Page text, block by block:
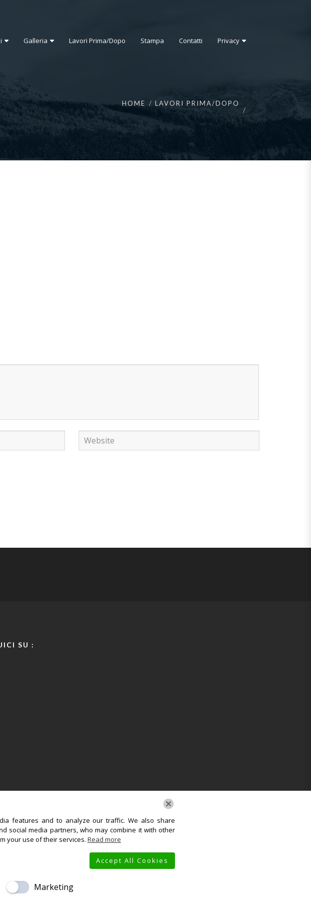
Galleria Lavori Prima/Dopo Stampa Contatti Privacy
HOME LAVORI PRIMA/DOPO
SU :
features and to analyze our traffic. We also share
social media partners, who may combine it with other
your use of their services. Read more
Accept All Cookies
Marketing